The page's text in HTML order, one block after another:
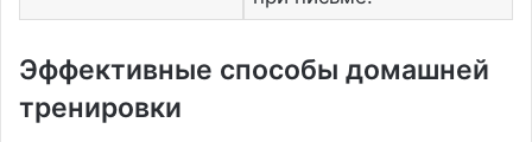
Эффективные способы домашней
тренировки